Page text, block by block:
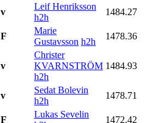
v
Leif Henriksson
h2h
1484.27
F
Marie
Gustavsson h2h
1478.36
v
Christer
KVARNSTRÖM
h2h
1484.93
v
Sedat Bolevin
h2h
1478.71
F
Lukas Sevelin
1472.42